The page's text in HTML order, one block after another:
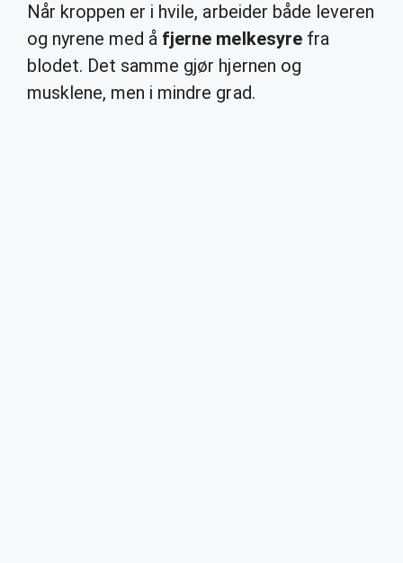
Når kroppen er i hvile, arbeider både leveren
og nyrene med å fjerne melkesyrefra
blodet. Det samme gjør hjernen og
musklene, men i mindre grad.